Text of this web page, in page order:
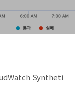
Syntheti